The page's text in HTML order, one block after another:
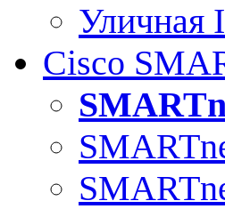
Уличная
Cisco